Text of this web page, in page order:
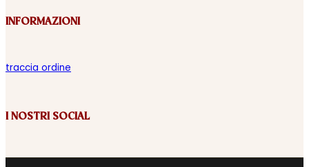
INFORMAZIONI
traccia ordine
I NOSTRI SOCIAL